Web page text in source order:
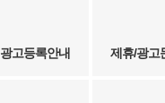
광고등록안내 제휴/광고